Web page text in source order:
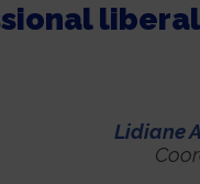
Lidiane